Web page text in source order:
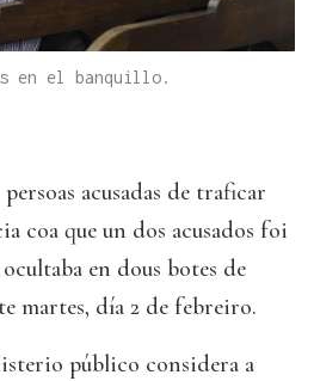
en el banquillo.
acusadas de traficar
coa que un dos acusados foi
en dous botes de
martes, día 2 de febreiro.
público considera a